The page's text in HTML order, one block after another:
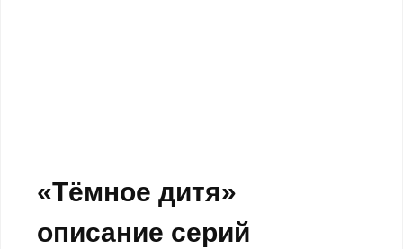
«Тёмное дитя»
описание серий